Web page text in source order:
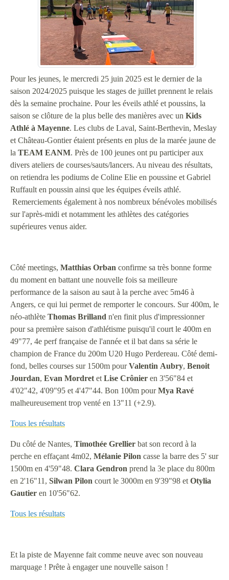
Pour les jeunes, le mercredi 25 juin 2025 est le dernier de la
saison 2024/2025 puisque les stages de juillet prennent le relais
dès la semaine prochaine. Pour les éveils athlé et poussins, la
saison se clôture de la plus belle des manières avec un Kids
Athlé à Mayenne. Les clubs de Laval, Saint-Berthevin, Meslay
et Château-Gontier étaient présents en plus de la marée jaune de
la TEAM EANM. Près de 100 jeunes ont pu participer aux
divers ateliers de courses/sauts/lancers. Au niveau des résultats,
on retiendra les podiums de Coline Elie en poussine et Gabriel
Ruffault en poussin ainsi que les équipes éveils athlé.
Remerciements également à nos nombreux bénévoles mobilisés
sur l'après-midi et notamment les athlètes des catégories
supérieures venus aider.
Côté meetings, Matthias Orban confirme sa très bonne forme
du moment en battant une nouvelle fois sa meilleure
performance de la saison au saut à la perche avec 5m46 à
Angers, ce qui lui permet de remporter le concours. Sur 400m, le
néo-athlète Thomas Brilland n'en finit plus d'impressionner
pour sa première saison d'athlétisme puisqu'il court le 400m en
49"77, 4e perf française de l'année et il bat dans sa série le
champion de France du 200m U20 Hugo Perdereau. Côté demi-
fond, belles courses sur 1500m pourValentin Aubry, Benoit
Jourdan, Evan Mordret et Lise Crônier en 3'56"84 et
4'02"42, 4'09"95 et 4'47"44. Bon 100m pourMya Ravé
malheureusement trop venté en 13"11 (+2.9).
Tous les résultats
Du côté de Nantes, Timothée Grellier bat son record à la
perche en effaçant 4m02, Mélanie Pilon casse la barre des 5' sur
1500m en 4'59"48. Clara Gendron prend la 3e place du 800m
en 2'16"11, Silwan Pilon court le 3000m en 9'39"98 et Otylia
Gautier en 10'56"62.
Tous les résultats
Et la piste de Mayenne fait comme neuve avec son nouveau
marquage ! Prête à engager une nouvelle saison !